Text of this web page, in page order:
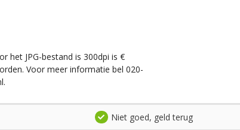
het JPG-bestand is 300dpi is €
Voor meer informatie bel 020-
Niet goed, geld terug